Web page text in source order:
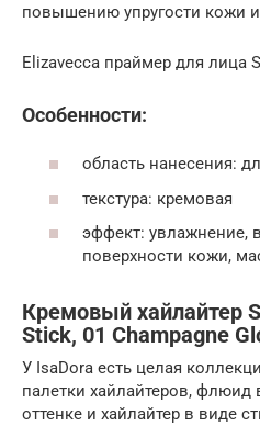
повышению упругости кожи и
Elizavecca праймер для лица
Особенности:
область нанесения:
текстура: кремовая
эффект: увлажнение,
поверхности кожи,
Кремовый хайлайтер
Stick, 01 Champagne
У IsaDora есть целая
палетки хайлайтеров,
оттенке и хайлайтер в виде